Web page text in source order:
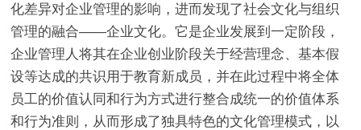
化差异对企业管理的影响，进而发现了社会文化与组织
管理的融合——企业文化。它是企业发展到一定阶段，
企业管理人将其在企业创业阶段关于经营理念、基本假
设等达成的共识用于教育新成员，并在此过程中将全体
员工的价值认同和行为方式进行整合成统一的价值体系
和行为准则，从而形成了独具特色的文化管理模式，以